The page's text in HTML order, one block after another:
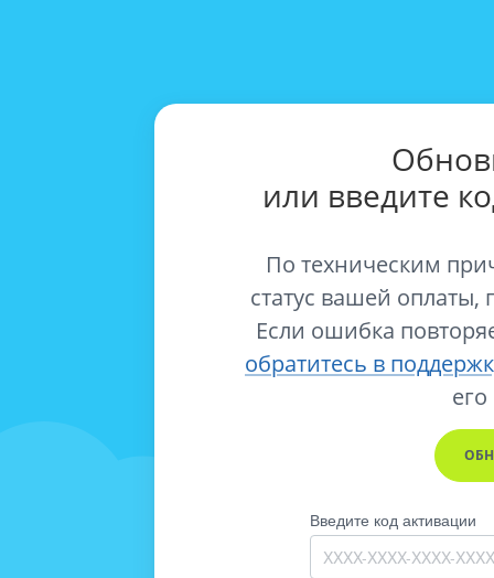
или введите
По техническим
статус вашей оплаты,
Если ошибка
обратитесь в
его
Введите код активации